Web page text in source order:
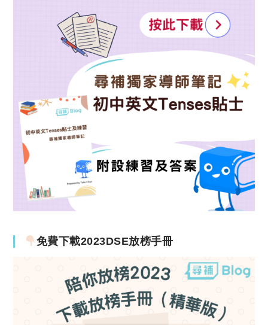
免費下載2023DSE放榜手冊